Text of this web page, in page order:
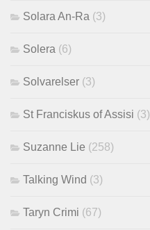
Solara An-Ra (3)
Solera (6)
Solvarelser (3)
St Franciskus of Assisi (3)
Suzanne Lie (258)
Talking Wind (3)
Taryn Crimi (67)